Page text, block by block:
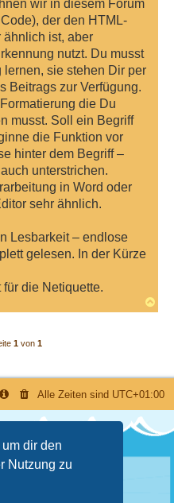
dir den
Nutzung zu
wir in diesem Forum
der den HTML-
ähnlich ist, aber
nutzt. Du musst
sie stehen Dir per
Beitrags zur Verfügung.
die Du
musst. Soll ein Begriff
die Funktion vor
hinter dem Begriff –
unterstrichen.
in Word oder
sehr ähnlich.
Lesbarkeit – endlose
gelesen. In der Kürze
die Netiquette.
a
n
1 von 1
Alle Zeiten sind UTC+01:00